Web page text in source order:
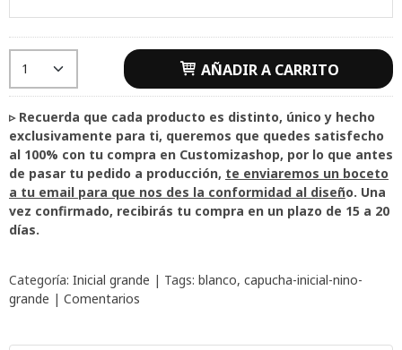
AÑADIR A CARRITO
▹ Recuerda que cada producto es distinto, único y hecho
exclusivamente para ti, queremos que quedes satisfecho
al 100% con tu compra en Customizashop, por lo que antes
de pasar tu pedido a producción, te enviaremos un boceto
a tu email para que nos des la conformidad al diseño. Una
vez confirmado, recibirás tu compra en un plazo de 15 a 20
días.
Categoría: Inicial grande | Tags: blanco capucha-inicial-nino-
grande | Comentarios